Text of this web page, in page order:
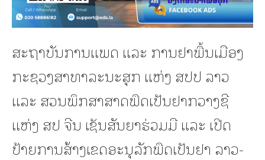
ສະຖາບັນການແພດ ແລະ ການຢາພື້ນເມືອງ
ກະຊວງສາທາລະນະສຸກ ແຫ່ງ ສປປ ລາວ
ແລະ ສວນພຶກສາສາດພືດເປັນຢາກວາງຊີ
ແຫ່ງ ສປ ຈີນ ເຊັນສັນຍາຮ່ວມມື ແລະ ເປີດ
ປ້າຍການສ້າງເຂດອະນຸລັກພືດເປັນຢາ ລາວ-